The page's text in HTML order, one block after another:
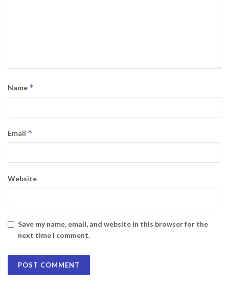
Name *
Email *
Website
Save my name, email, and website in this browser for the
next time I comment.